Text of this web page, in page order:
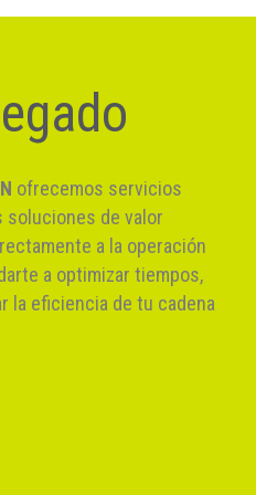
ofrecemos servicios
soluciones de valor
a la operación
a optimizar tiempos,
la eficiencia de tu cadena
costos y manipulación.